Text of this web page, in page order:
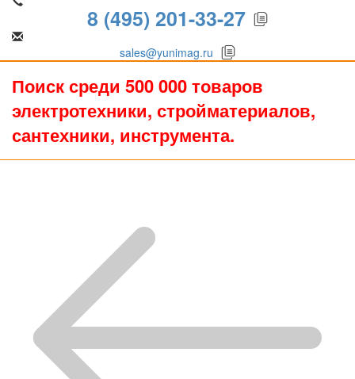
8 (495) 201-33-27
sales@yunimag.ru
Поиск среди 500 000 товаров
электротехники, стройматериалов,
сантехники, инструмента.